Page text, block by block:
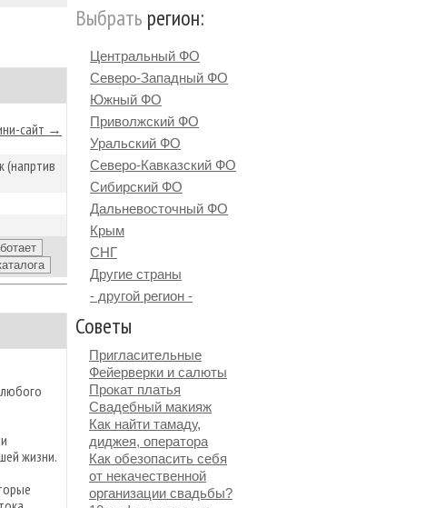
сайт →
(напртив
жизни.
Выбрать регион:
Центральный ФО
Северо-Западный ФО
Южный ФО
Приволжский ФО
Уральский ФО
Северо-Кавказский ФО
Сибирский ФО
Дальневосточный ФО
Крым
СНГ
Другие страны
- другой регион -
Советы
Пригласительные
Фейерверки и салюты
Прокат платья
Свадебный макияж
Как найти тамаду,
диджея, оператора
Как обезопасить себя
от некачественной
организации свадьбы?